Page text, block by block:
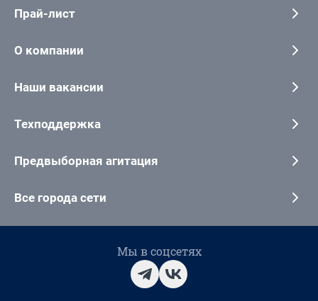
Прай-лист
О компании
Наши вакансии
Техподдержка
Предвыборная агитация
Все города сети
Мы в соцсетях